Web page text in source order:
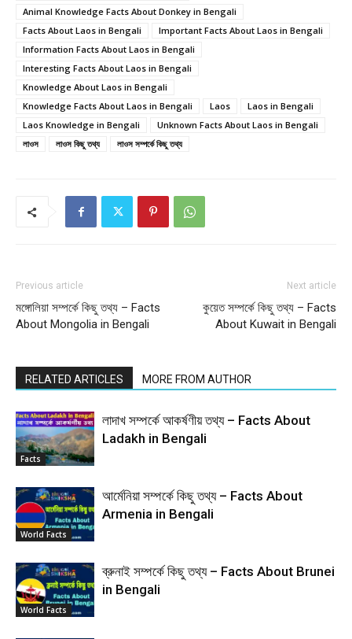
Animal Knowledge Facts About Donkey in Bengali
Facts About Laos in Bengali
Important Facts About Laos in Bengali
Information Facts About Laos in Bengali
Interesting Facts About Laos in Bengali
Knowledge About Laos in Bengali
Knowledge Facts About Laos in Bengali
Laos
Laos in Bengali
Laos Knowledge in Bengali
Unknown Facts About Laos in Bengali
লাওস
লাওস কিছু তথ্য লাওস সম্পর্কে কিছু তথ্য
Previous article
মঙ্গোলিয়া সম্পর্কে কিছু তথ্য – Facts
About Mongolia in Bengali
Next article
কুয়েত সম্পর্কে কিছু তথ্য – Facts
About Kuwait in Bengali
RELATED ARTICLES MORE FROM AUTHOR
Facts
লাদাখ সম্পর্কে আকর্ষণীয় তথ্য – Facts About
Ladakh in Bengali
World Facts
আর্মেনিয়া সম্পর্কে কিছু তথ্য – Facts About
Armenia in Bengali
World Facts
ব্রুনাই সম্পর্কে কিছু তথ্য – Facts About Brunei
in Bengali